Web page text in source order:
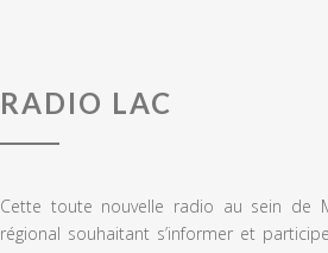
RADIO LAC
Cette toute nouvelle radio au sein de
régional souhaitant s’informer et